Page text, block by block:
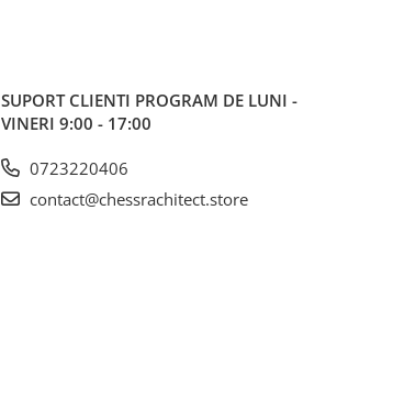
SUPORT CLIENTI PROGRAM DE LUNI -
VINERI 9:00 - 17:00
0723220406
contact@chessrachitect.store